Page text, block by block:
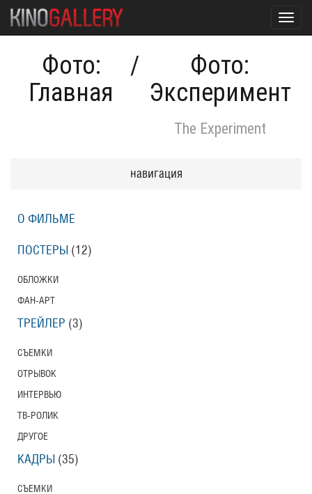
Фото:
Главная
/
Фото:
Эксперимент
The Experiment
навигация
О ФИЛЬМЕ
ПОСТЕРЫ (12)
ОБЛОЖКИ
ФАН-АРТ
ТРЕЙЛЕР (3)
СЪЕМКИ
ОТРЫВОК
ИНТЕРВЬЮ
ТВ-РОЛИК
ДРУГОЕ
КАДРЫ (35)
СЪЕМКИ